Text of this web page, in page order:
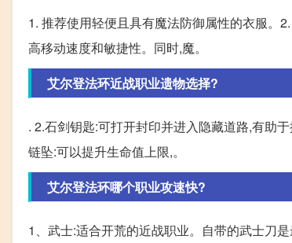
1. 推荐使用轻便且具有魔法防御属性的衣服。
高移动速度和敏捷性。同时,魔。
艾尔登法环近战职业遗物选择?
. 2.石剑钥匙:可打开封印并进入隐藏道路,有助
链坠:可以提升生命值上限,。
艾尔登法环哪个职业攻速快?
1、武士:适合开荒的近战职业。自带的武士刀